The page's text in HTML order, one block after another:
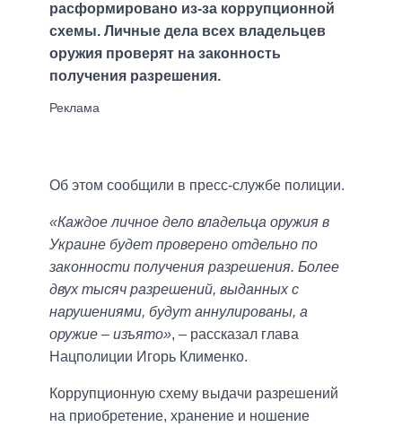
расформировано из-за коррупционной
схемы. Личные дела всех владельцев
оружия проверят на законность
получения разрешения.
Об этом сообщили в пресс-службе полиции.
«Каждое личное дело владельца оружия в
Украине будет проверено отдельно по
законности получения разрешения. Более
двух тысяч разрешений, выданных с
нарушениями, будут аннулированы, а
оружие – изъято», – рассказал глава
Нацполиции Игорь Клименко.
Коррупционную схему выдачи разрешений
на приобретение, хранение и ношение